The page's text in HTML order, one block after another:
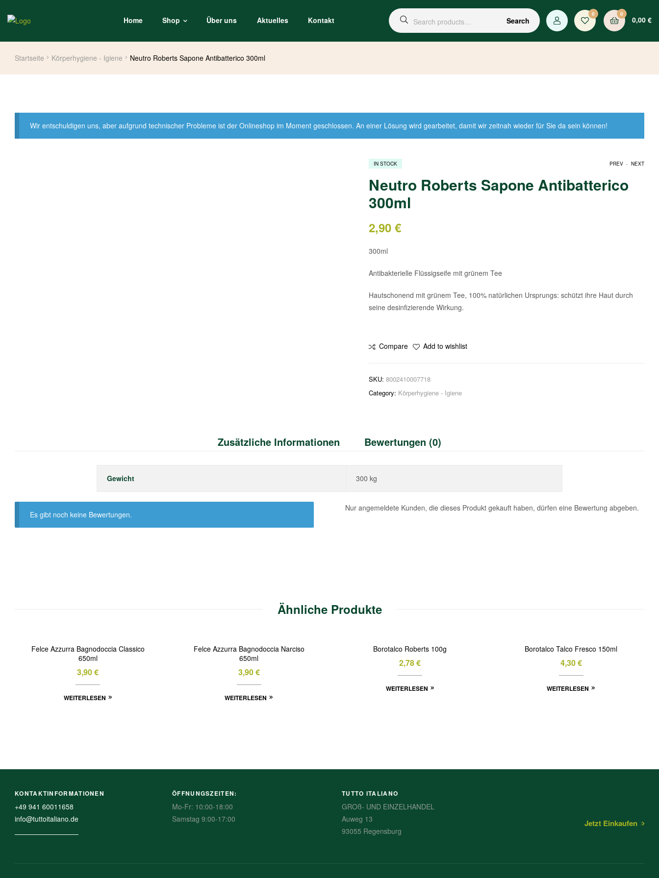
Home Shop Über uns Aktuelles Kontakt Search
0 0
0,00 €
Startseite Körperhygiene - Igiene Neutro Roberts Sapone Antibatterico 300ml
Wir entschuldigen uns, aber aufgrund technischer Probleme ist der Onlineshop im Moment geschlossen. An einer Lösung wird gearbeitet, damit wir zeitnah wieder für Sie da sein können!
PREV . NEXT
IN STOCK
Neutro Roberts Sapone Antibatterico
300ml
2,90 €
300ml
Antibakterielle Flüssigseife mit grünem Tee
Hautschonend mit grünem Tee, 100% natürlichen Ursprungs: schützt ihre Haut durch
seine desinfizierende Wirkung.
Compare Add to wishlist
SKU: 8002410007718
Category: Körperhygiene - Igiene
Zusätzliche Informationen Bewertungen (0)
Gewicht 300 kg
Es gibt noch keine Bewertungen.
Nur angemeldete Kunden, die dieses Produkt gekauft haben, dürfen eine Bewertung abgeben.
Ähnliche Produkte
STOCK
Felce Azzurra Bagnodoccia Classico
650ml
3,90€
WEITERLESEN
STOCK
Felce Azzurra Bagnodoccia Narciso
650ml
3,90€
WEITERLESEN
Borotalco Roberts 100g
2,78€
WEITERLESEN
Borotalco Talco Fresco 150ml
4,30€
WEITERLESEN
KONTAKTINFORMATIONEN
+49 941 60011658
info@tuttoitaliano.de
ÖFFNUNGSZEITEN:
Mo-Fr: 10:00-18:00
Samstag 9:00-17:00
TUTTO ITALIANO
GROß- UND EINZELHANDEL
Auweg 13
93055 Regensburg
Jetzt Einkaufen